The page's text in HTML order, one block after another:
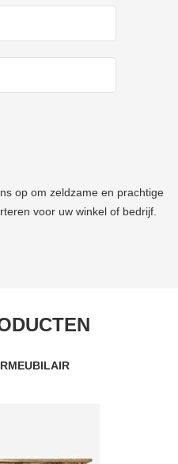
op om zeldzame en prachtige
voor uw winkel of bedrijf.